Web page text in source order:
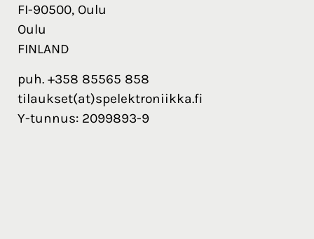
FI-90500, Oulu
Oulu
FINLAND
puh. +358 85565 858
tilaukset(at)spelektroniikka.fi
Y-tunnus: 2099893-9